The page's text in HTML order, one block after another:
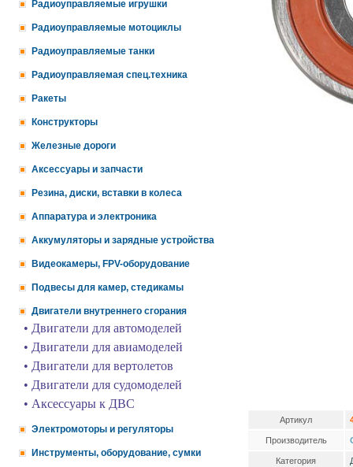
Радиоуправляемые игрушки
Радиоуправляемые мотоциклы
Радиоуправляемые танки
Радиоуправляемая спец.техника
Ракеты
Конструкторы
Железные дороги
Аксессуары и запчасти
Резина, диски, вставки в колеса
Аппаратура и электроника
Аккумуляторы и зарядные устройства
Видеокамеры, FPV-оборудование
Подвесы для камер, стедикамы
Двигатели внутреннего сгорания
• Двигатели для автомоделей
• Двигатели для авиамоделей
• Двигатели для вертолетов
• Двигатели для судомоделей
• Аксессуары к ДВС
Электромоторы и регуляторы
Инструменты, оборудование, сумки
Артикул
Производитель
Категория